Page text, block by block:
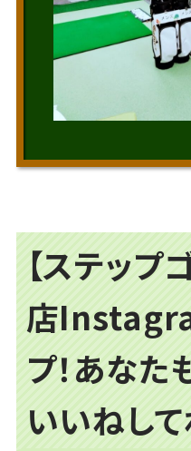
【ステッ
店
プ！あなた
いいねして